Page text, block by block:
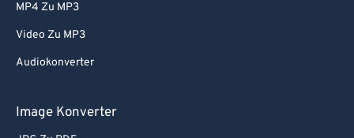
MP4 Zu MP3
Video Zu MP3
Audiokonverter
Image Konverter